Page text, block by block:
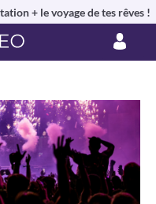
+ le voyage de tes rêves !